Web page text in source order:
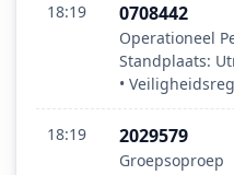
18:19 0708442
Operationeel
Standplaats:
•
18:19 2029579
Groepsoproep